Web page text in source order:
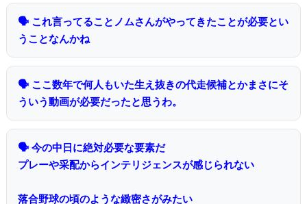
🗣 これ言ってることノムさんがやってきたことが必要とい
うことなんかね
🗣 ここ数年で何人もいた生え抜きの代走候補とかまさにそ
ういう動画が必要だったと思うわ。
🗣 今の中日に絶対必要な要素だ
プレーや采配からインテリジェンスが感じられない
落合野球の頃のような緻密さがみたい